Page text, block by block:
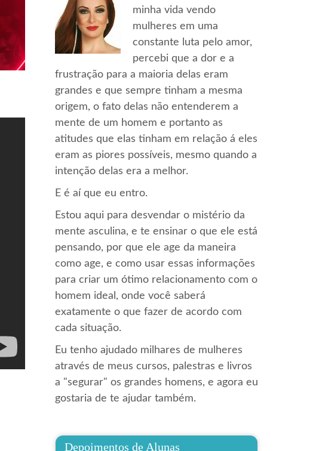
minha vida vendo
mulheres em uma
constante luta pelo amor,
percebi que a dor e a
frustração para a maioria delas eram
grandes e que sempre tinham a mesma
origem, o fato delas não entenderem a
mente de um homem e portanto as
atitudes que elas tinham em relação á eles
eram as piores possíveis, mesmo quando a
intenção delas era a melhor.
E é aí que eu entro.
Estou aqui para desvendar o mistério da
mente asculina, e te ensinar o que ele está
pensando, por que ele age da maneira
como age, e como usar essas informações
para criar um ótimo relacionamento com o
homem ideal, onde você saberá
exatamente o que fazer de acordo com
cada situação.
Eu tenho ajudado milhares de mulheres
através de meus cursos, palestras e livros
a "segurar" os grandes homens, e agora eu
gostaria de te ajudar também.
Depoimentos de Alunas